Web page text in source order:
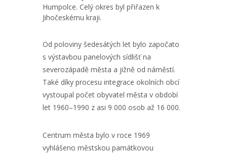
Humpolce. Celý okres byl přiřazen k
Jihočeskému kraji.
Od poloviny šedesátých let bylo započato
s výstavbou panelových sídlišť na
severozápadě města a jižně od náměstí.
Také díky procesu integrace okolních obcí
vystoupal počet obyvatel města v období
let 1960–1990 z asi 9 000 osob až 16 000.
Centrum města bylo v roce 1969
vyhlášeno městskou památkovou